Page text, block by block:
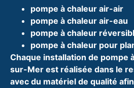
pompe à chaleur air-air
pompe à chaleur air-eau
pompe à chaleur
pompe à chaleur pour
Chaque installation de pompe
sur-Mer est réalisée dans le
avec du matériel de qualité